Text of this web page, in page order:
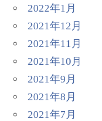
2022年1月
2021年12月
2021年11月
2021年10月
2021年9月
2021年8月
2021年7月